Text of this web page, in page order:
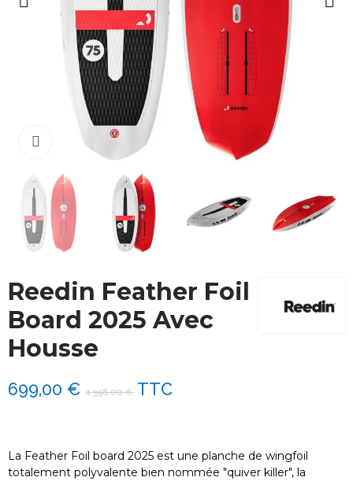
Cliquez pour agrandir
Reedin Feather Foil
Board 2025 Avec
Housse
699,00 € 1 398,00 € TTC
La Feather Foil board 2025 est une planche de wingfoil
totalement polyvalente bien nommée "quiver killer", la